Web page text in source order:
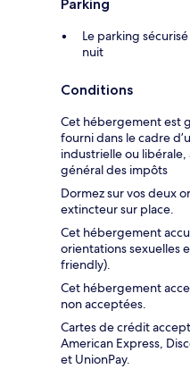
Parking
Le parking
nuit
Conditions
Cet hébergement est
fourni dans le cadre
industrielle ou libérale,
général des impôts
Dormez sur vos deux
extincteur sur place.
Cet hébergement
orientations sexuelles
friendly).
Cet hébergement
non acceptées.
Cartes de crédit
American Express,
et UnionPay.